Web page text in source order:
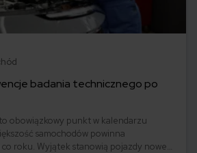
badania technicznego po
obowiązkowy punkt w kalendarzu
samochodów powinna
roku. Wyjątek stanowią pojazdy nowe